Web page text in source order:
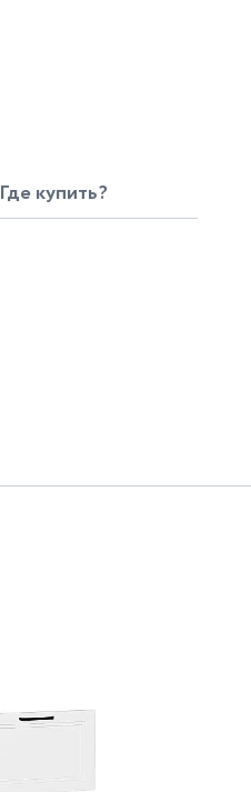
Где купить?